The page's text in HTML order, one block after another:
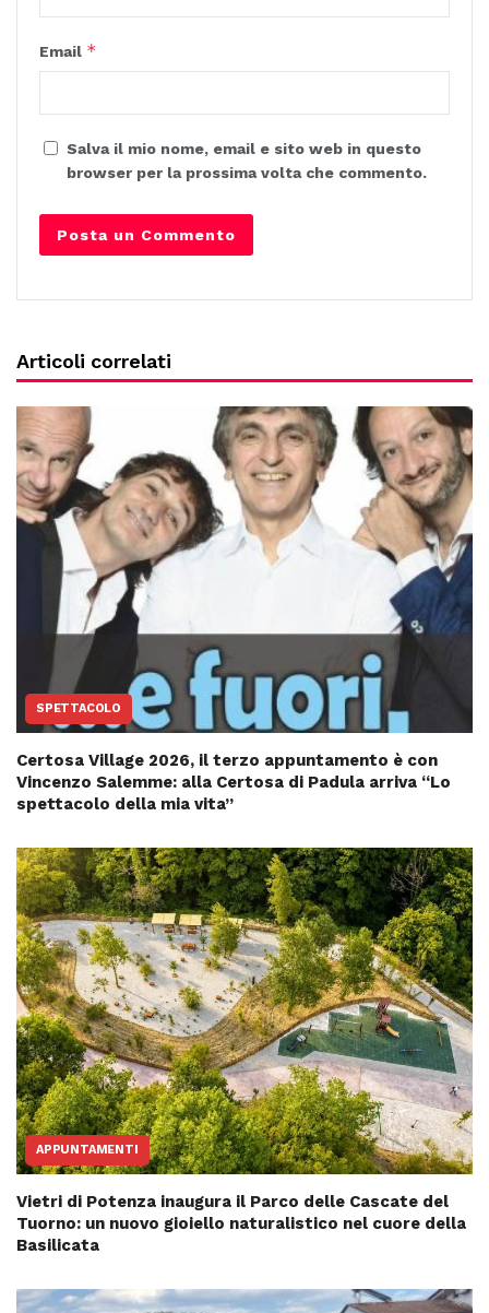
Email *
Salva il mio nome, email e sito web in questo
browser per la prossima volta che commento.
Articoli correlati
SPETTACOLO
Certosa Village 2026, il terzo appuntamento è con
Vincenzo Salemme: alla Certosa di Padula arriva “Lo
spettacolo della mia vita”
APPUNTAMENTI
Vietri di Potenza inaugura il Parco delle Cascate del
Tuorno: un nuovo gioiello naturalistico nel cuore della
Basilicata